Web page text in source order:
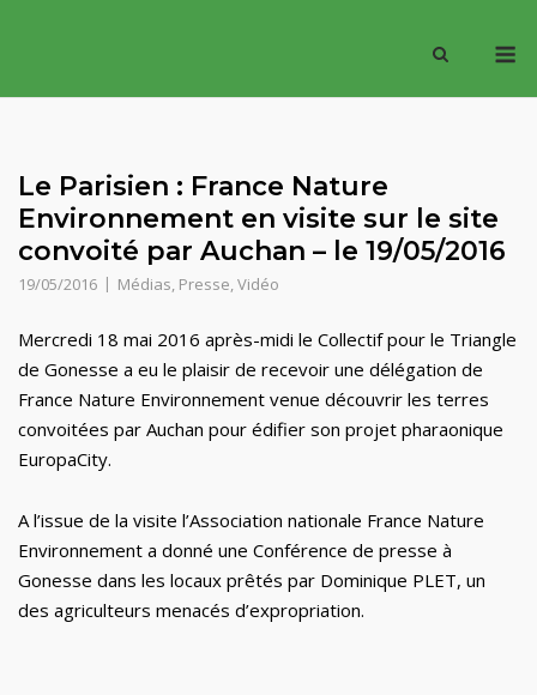
Le Parisien : France Nature
Environnement en visite sur le site
convoité par Auchan – le 19/05/2016
19/05/2016 Médias, Presse,Vidéo
Mercredi 18 mai 2016 après-midi le Collectif pour le Triangle
de Gonesse a eu le plaisir de recevoir une délégation de
France Nature Environnement venue découvrir les terres
convoitées par Auchan pour édifier son projet pharaonique
EuropaCity.
A l’issue de la visite l’Association nationale France Nature
Environnement a donné une Conférence de presse à
Gonesse dans les locaux prêtés par Dominique PLET, un
des agriculteurs menacés d’expropriation.